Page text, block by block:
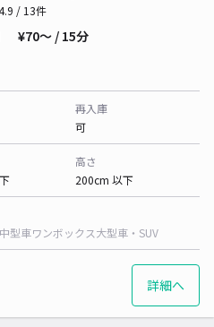
/ 13件
¥70〜 / 15分
再入庫
可
高さ
200cm 以下
中型車ワンボックス大型車・SUV
詳細へ